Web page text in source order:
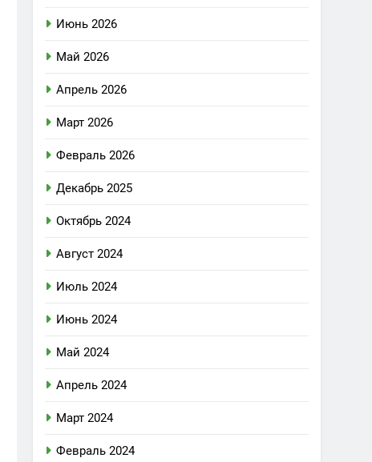
Июнь 2026
Май 2026
Апрель 2026
Март 2026
Февраль 2026
Декабрь 2025
Октябрь 2024
Август 2024
Июль 2024
Июнь 2024
Май 2024
Апрель 2024
Март 2024
Февраль 2024